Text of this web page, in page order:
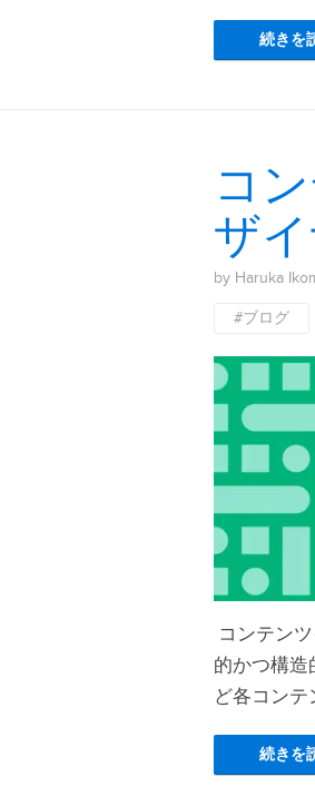
続きを
コ
ザ
by Haruka
#ブログ
コンテン
的かつ構造
ど各コン
続きを